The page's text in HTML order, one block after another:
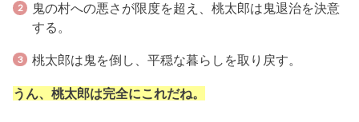
鬼の村への悪さが限度を超え、桃太郎は鬼退治を決意
する。
桃太郎は鬼を倒し、平穏な暮らしを取り戻す。
うん、桃太郎は完全にこれだね。